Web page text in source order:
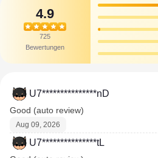
4.9
725
Bewertungen
U7***************nD
Good (auto review)
Aug 09, 2026
U7***************tL